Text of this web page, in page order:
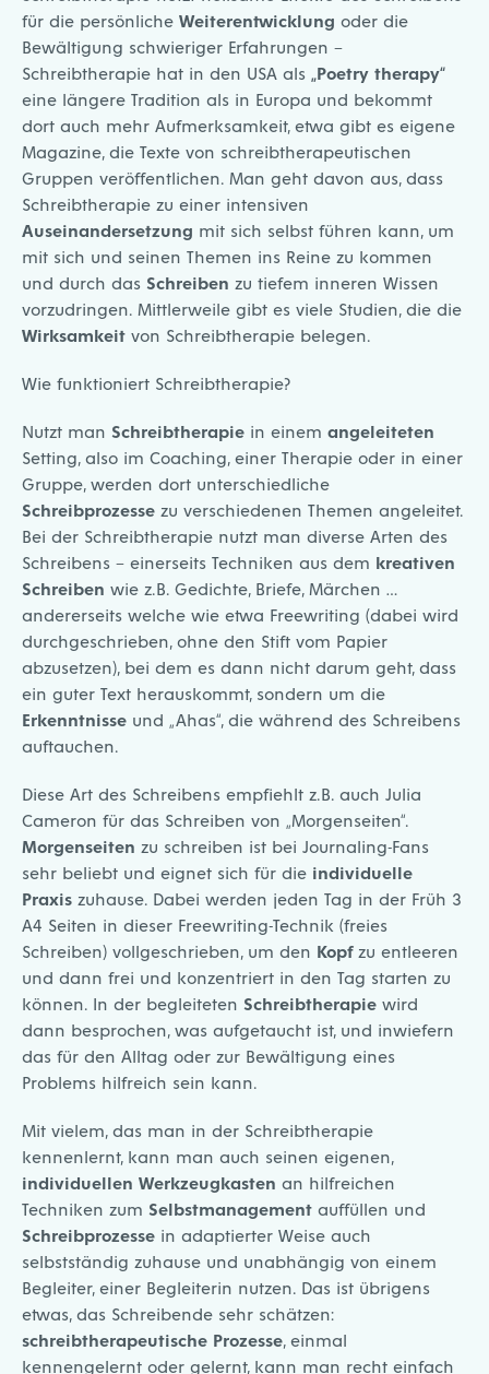
für die persönliche Weiterentwicklung oder die
Bewältigung schwieriger Erfahrungen –
Schreibtherapie hat in den USA als „Poetry therapy“
eine längere Tradition als in Europa und bekommt
dort auch mehr Aufmerksamkeit, etwa gibt es eigene
Magazine, die Texte von schreibtherapeutischen
Gruppen veröffentlichen. Man geht davon aus, dass
Schreibtherapie zu einer intensiven
Auseinandersetzung mit sich selbst führen kann, um
mit sich und seinen Themen ins Reine zu kommen
und durch das Schreiben zu tiefem inneren Wissen
vorzudringen. Mittlerweile gibt es viele Studien, die die
Wirksamkeit von Schreibtherapie belegen.
Wie funktioniert Schreibtherapie?
Nutzt man Schreibtherapie in einem angeleiteten
Setting, also im Coaching, einer Therapie oder in einer
Gruppe, werden dort unterschiedliche
Schreibprozesse zu verschiedenen Themen angeleitet.
Bei der Schreibtherapie nutzt man diverse Arten des
Schreibens – einerseits Techniken aus dem kreativen
Schreiben wie z.B. Gedichte, Briefe, Märchen …
andererseits welche wie etwa Freewriting (dabei wird
durchgeschrieben, ohne den Stift vom Papier
abzusetzen), bei dem es dann nicht darum geht, dass
ein guter Text herauskommt, sondern um die
Erkenntnisse und „Ahas“, die während des Schreibens
auftauchen.
Diese Art des Schreibens empfiehlt z.B. auch Julia
Cameron für das Schreiben von „Morgenseiten“.
Morgenseiten zu schreiben ist bei Journaling-Fans
sehr beliebt und eignet sich für die individuelle
Praxis zuhause. Dabei werden jeden Tag in der Früh 3
A4 Seiten in dieser Freewriting-Technik (freies
Schreiben) vollgeschrieben, um den Kopfzu entleeren
und dann frei und konzentriert in den Tag starten zu
können. In der begleiteten Schreibtherapie wird
dann besprochen, was aufgetaucht ist, und inwiefern
das für den Alltag oder zur Bewältigung eines
Problems hilfreich sein kann.
Mit vielem, das man in der Schreibtherapie
kennenlernt, kann man auch seinen eigenen,
individuellen Werkzeugkasten an hilfreichen
Techniken zum Selbstmanagement auffüllen und
Schreibprozesse in adaptierter Weise auch
selbstständig zuhause und unabhängig von einem
Begleiter, einer Begleiterin nutzen. Das ist übrigens
etwas, das Schreibende sehr schätzen:
schreibtherapeutische Prozesse, einmal
kennengelernt oder gelernt, kann man recht einfach